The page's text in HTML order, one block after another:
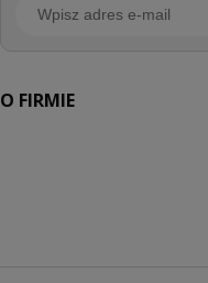
O FIRMIE